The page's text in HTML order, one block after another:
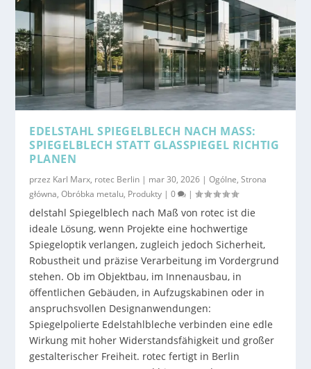
EDELSTAHL SPIEGELBLECH NACH MASS: S
PIEGELBLECH STATT GLASSPIEGEL RICHTIG P
LANEN
przez Karl Marx, rotec Berlin | mar 30, 2026 |Ogólne,Strona
główna,Obróbka metalu, Produkty |0 |
delstahl Spiegelblech nach Maß von rotec ist die
ideale Lösung, wenn Projekte eine hochwertige
Spiegeloptik verlangen, zugleich jedoch Sicherheit,
Robustheit und präzise Verarbeitung im Vordergrund
stehen. Ob im Objektbau, im Innenausbau, in
öffentlichen Gebäuden, in Aufzugskabinen oder in
anspruchsvollen Designanwendungen:
Spiegelpolierte Edelstahlbleche verbinden eine edle
Wirkung mit hoher Widerstandsfähigkeit und großer
gestalterischer Freiheit. rotec fertigt in Berlin